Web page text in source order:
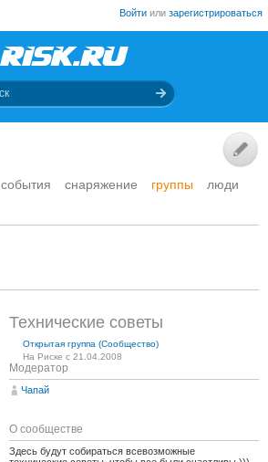
Войти или зарегистрироваться
события снаряжение группы
люди
Технические советы
Открытая группа (Сообщество)
На Риске с 21.04.2008
Модератор
Чапай
О сообществе
Здесь будут собираться всевозможные